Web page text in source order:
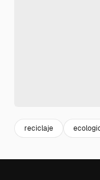
reciclaje